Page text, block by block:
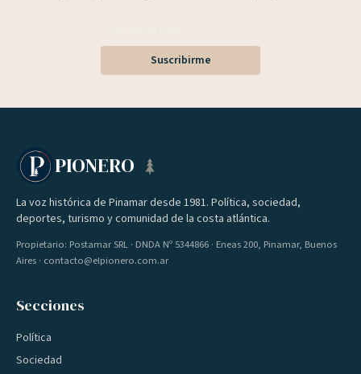
Suscribirme
PIONERO
La voz histórica de Pinamar desde 1981. Política, sociedad,
deportes, turismo y comunidad de la costa atlántica.
Propietario: Postamar SRL · DNDA Nº 5344866 · Eneas 200, Pinamar, Buenos
Aires · contacto@elpionero.com.ar
Secciones
Política
Sociedad